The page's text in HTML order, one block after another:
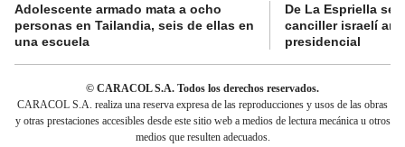
Adolescente armado mata a ocho
personas en Tailandia, seis de ellas en
una escuela
De La Espriella se
canciller israelí
presidencial
© CARACOL S.A. Todos los derechos reservados.
CARACOL S.A. realiza una reserva expresa de las reproducciones y usos de las obras
y otras prestaciones accesibles desde este sitio web a medios de lectura mecánica u otros
medios que resulten adecuados.